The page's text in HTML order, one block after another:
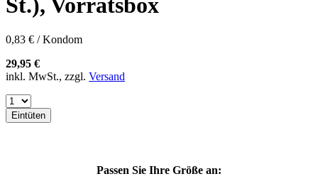
60H
60K
60L
64E
64F
64L
64M
0,83 € / Kondom
29,95 €
inkl. MwSt., zzgl. Versand
Eintüten
Passen Sie Ihre Größe an: